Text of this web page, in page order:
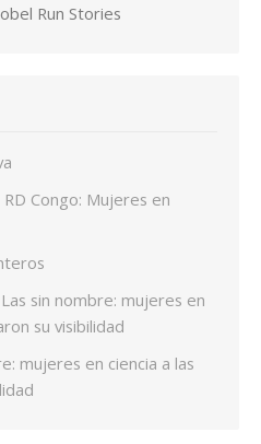
Run Stories
Congo: Mujeres en
Las sin nombre: mujeres en
su visibilidad
mujeres en ciencia a las